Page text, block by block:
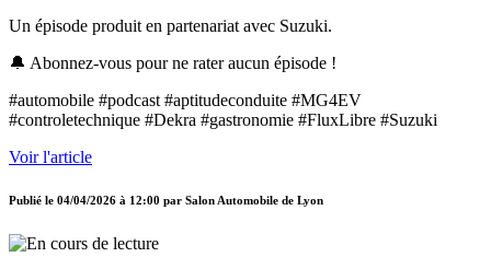
Un épisode produit en partenariat avec Suzuki.
🔔 Abonnez-vous pour ne rater aucun épisode !
#automobile #podcast #aptitudeconduite #MG4EV
#controletechnique #Dekra #gastronomie #FluxLibre #Suzuki
Voir l'article
Publié le 04/04/2026 à 12:00 par Salon Automobile de Lyon